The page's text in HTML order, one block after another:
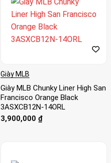
Giày MLB
Giày MLB Chunky Liner High San
Francisco Orange Black
3ASXCB12N-14ORL
3,900,000 ₫